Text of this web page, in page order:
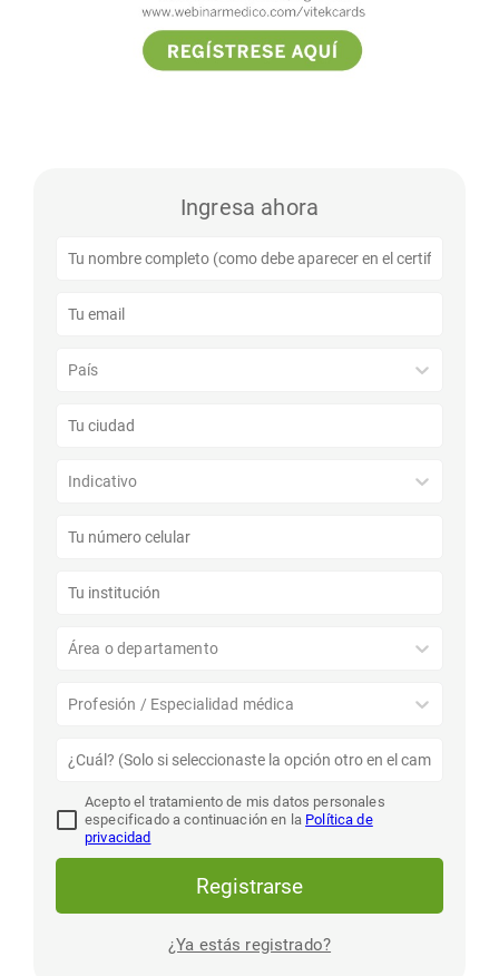
Ingresa ahora
País
Indicativo
Área o departamento
Profesión / Especialidad médica
Acepto el tratamiento de mis datos personales
especificado a continuación en la Política de
privacidad
Registrarse
¿Ya estás registrado?